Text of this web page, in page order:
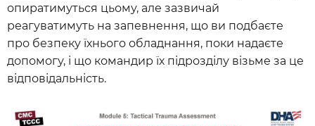
опиратимуться цьому, але зазвичай
реагуватимуть на запевнення, що ви подбаєте
про безпеку їхнього обладнання, поки надаєте
допомогу, і що командир їх підрозділу візьме за це
відповідальність.